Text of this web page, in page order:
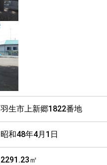
羽生市上新郷1822番地
昭和48年4月1日
2291.23㎡